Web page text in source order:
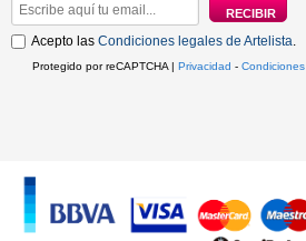
Acepto las Condiciones legales de Artelista
Protegido por reCAPTCHA | Privacidad - Condiciones